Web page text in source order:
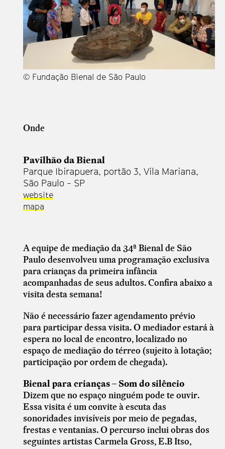
© Fundação Bienal de São Paulo
Onde
Pavilhão da Bienal
Parque Ibirapuera, portão 3, Vila Mariana,
São Paulo - SP
website
mapa
A equipe de mediação da 34ª Bienal de São
Paulo desenvolveu uma programação exclusiva
para crianças da primeira infância
acompanhadas de seus adultos. Confira abaixo a
visita desta semana!
Não é necessário fazer agendamento prévio
para participar dessa visita. O mediador estará à
espera no local de encontro, localizado no
espaço de mediação do térreo (sujeito àlotação;
participação por ordem de chegada).
Bienal para crianças – Som do silêncio
Dizem que no espaço ninguém pode te ouvir.
Essa visita é um convite à escuta das
sonoridades invisíveis por meio de pegadas,
frestas e ventanias. O percurso inclui obras dos
seguintes artistas Carmela Gross, E.B Itso,